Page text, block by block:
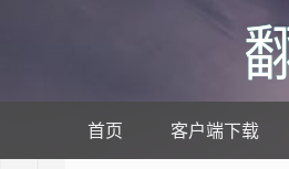
首页 客户端下载